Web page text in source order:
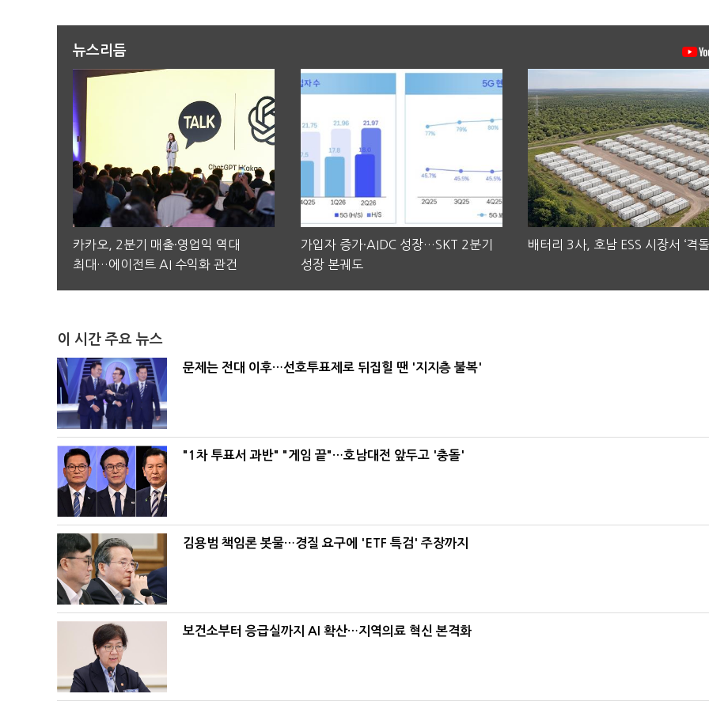
뉴스리듬
카카오, 2분기 매출·영업익 역대
최대…에이전트 AI 수익화 관건
가입자 증가·AIDC 성장…SKT 2분기
성장 본궤도
배터리 3사, 호남 ESS 시장서 ‘격돌
이 시간 주요 뉴스
문제는 전대 이후…선호투표제로 뒤집힐 땐 '지지층 불복'
"1차 투표서 과반" "게임 끝"…호남대전 앞두고 '충돌'
김용범 책임론 봇물…경질 요구에 'ETF 특검' 주장까지
보건소부터 응급실까지 AI 확산…지역의료 혁신 본격화